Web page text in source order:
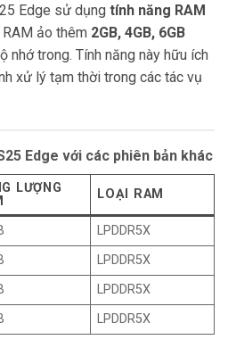
Edge sử dụng tính năng RAM
ảo thêm 2GB, 4GB, 6GB
nhớ trong. Tính năng này hữu ích
xử lý tạm thời trong các tác vụ
Edge với các phiên bản khác
LƯỢNG
LOẠI RAM
LPDDR5X
LPDDR5X
LPDDR5X
LPDDR5X